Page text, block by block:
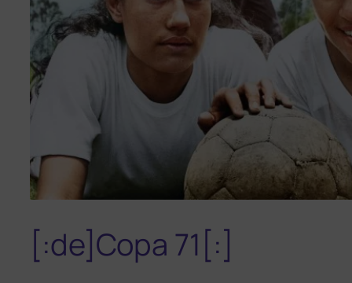
[:de]Copa 71[:]